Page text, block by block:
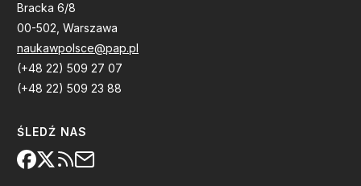
Bracka 6/8
00-502, Warszawa
naukawpolsce@pap.pl
(+48 22) 509 27 07
(+48 22) 509 23 88
ŚLEDŹ NAS